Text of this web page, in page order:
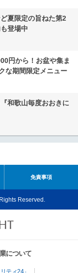
夏限定の旨ねた第2
登場中
円から！お盆や集ま
な期間限定メニュー
和歌山毎度おおきに
免責事項
Reserved.
について
ティ24」